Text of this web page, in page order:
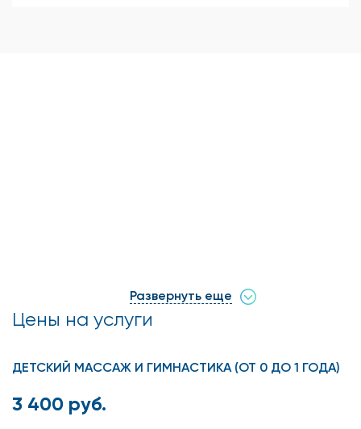
Как мы проводим детский
Развернуть еще
Цены на услуги
ДЕТСКИЙ МАССАЖ И ГИМНАСТИКА (ОТ 0 ДО 1 ГОДА)
3 400 руб.